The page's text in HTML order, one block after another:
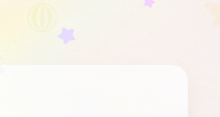
Anime